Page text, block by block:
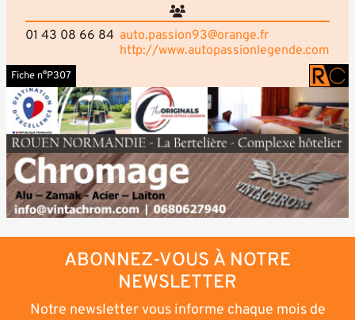
01 43 08 66 84 auto.passion93@orange.fr
http://www.autopassionlegende.com
Fiche n°P307
ABONNEZ-VOUS À NOTRE
NEWSLETTER
Notre newsletter vous informe chaque mois de